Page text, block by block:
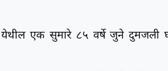
एक सुमारे ८५ वर्षे जुने दुमजली